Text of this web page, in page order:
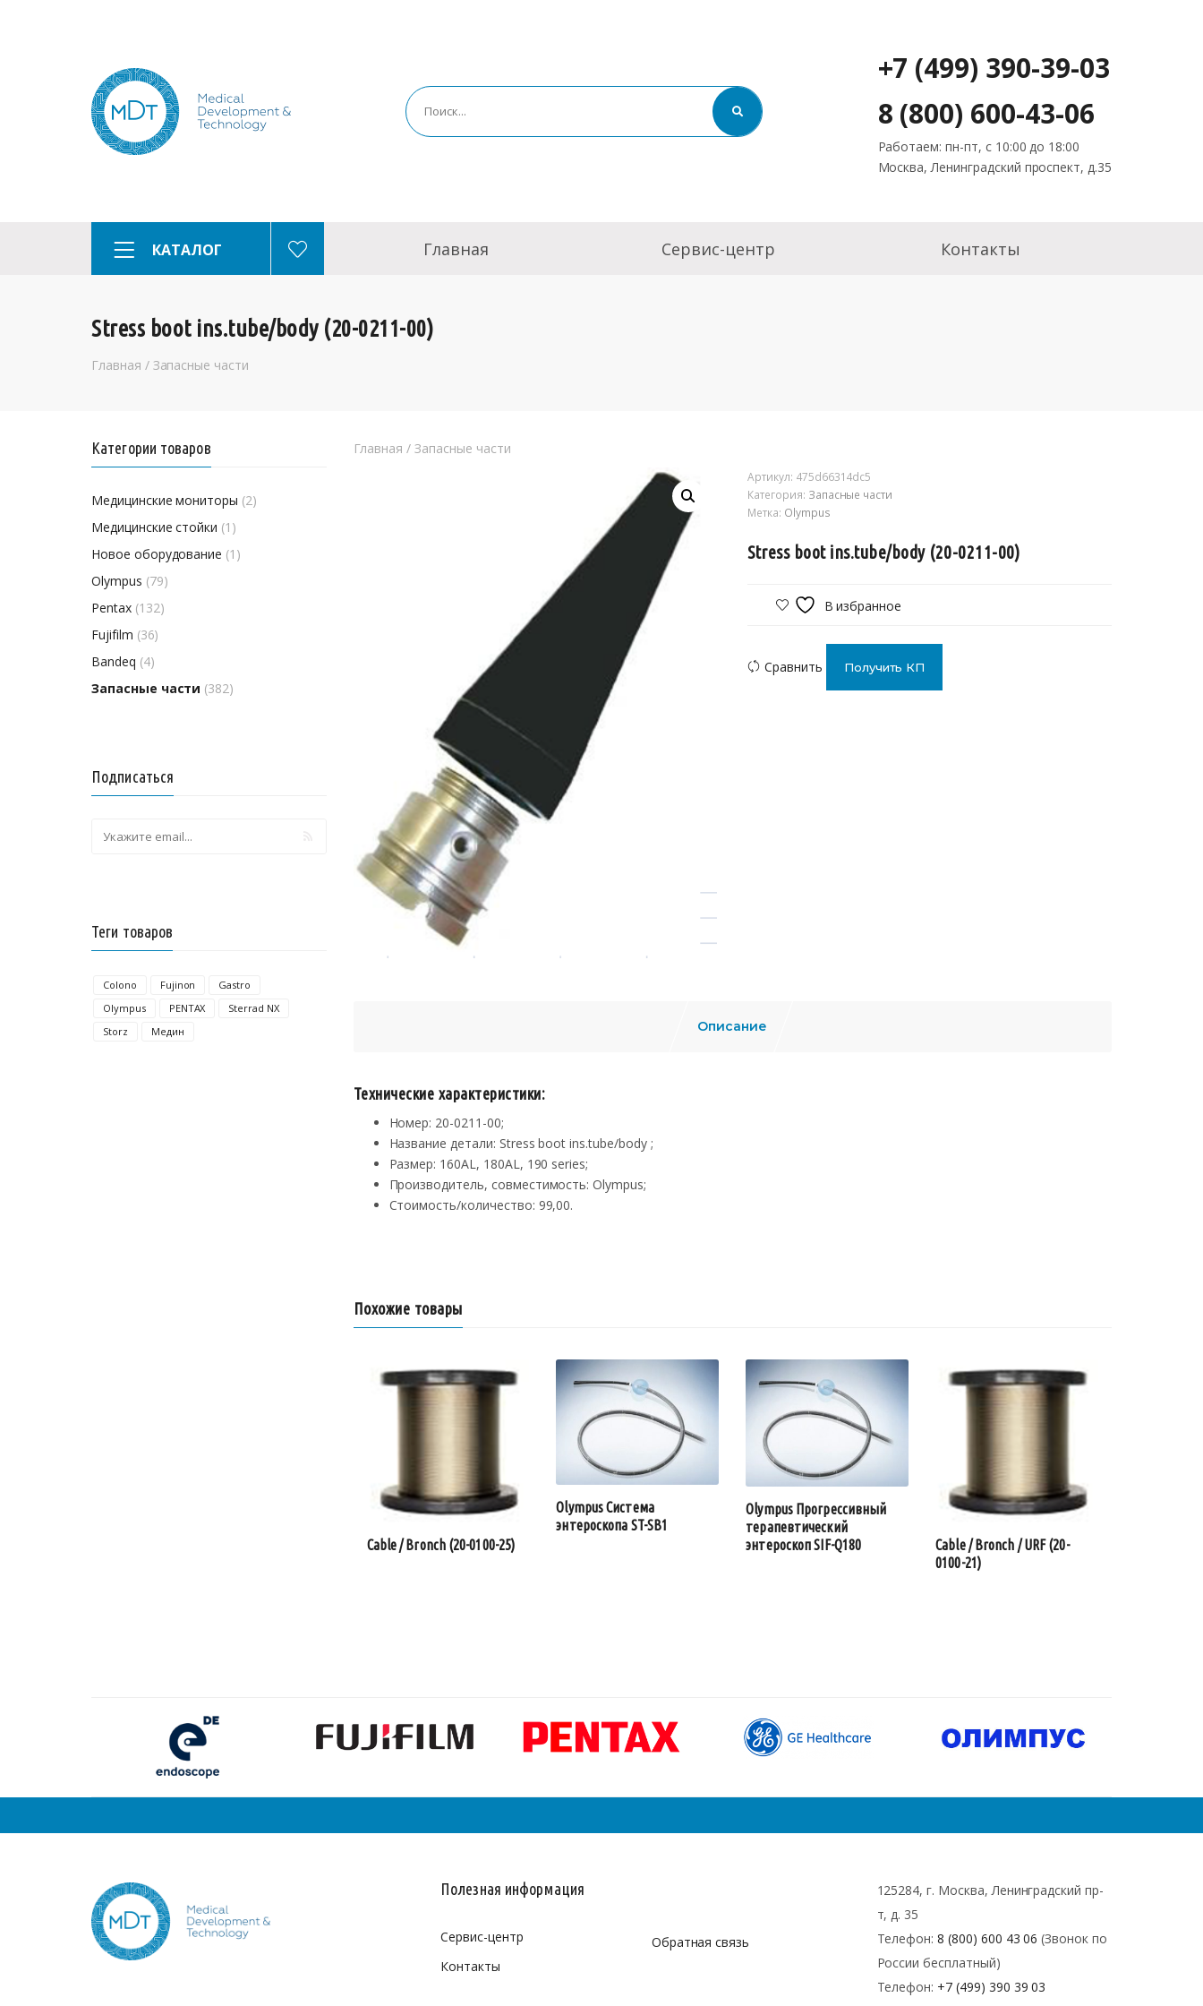
+7 (499) 390-39-03
8 (800) 600-43-06
Работаем: пн-пт, с 10:00 до 18:00
Москва, Ленинградский проспект, д.35
КАТАЛОГ Главная Сервис-центр Контакты
Stress boot ins.tube/body (20-0211-00)
Главная / Запасные части
Категории товаров
Медицинские мониторы (2)
Медицинские стойки (1)
Новое оборудование (1)
Olympus (79)
Pentax (132)
Fujifilm (36)
Bandeq (4)
Запасные части (382)
Подписаться
Теги товаров
Colono Fujinon
Gastro
Olympus
PENTAX
Sterrad NX
Storz
Медин
Главная /Запасные части
Артикул: 475d66314dc5
Категория: Запасные части
Метка: Olympus
Stress boot ins.tube/body (20-0211-00)
В избранное
Сравнить Получить КП
Описание
Технические характеристики:
Номер: 20-0211-00;
Название детали: Stress boot ins.tube/body ;
Размер: 160AL, 180AL, 190 series;
Производитель, совместимость: Olympus;
Стоимость/количество: 99,00.
Похожие товары
Cable / Bronch (20-0100-25)
Olympus Система
энтероскопа ST-SB1
Olympus Прогрессивный
терапевтический
энтероскоп SIF-Q180
Cable / Bronch / URF (20-
0100-21)
Полезная информация
Сервис-центр
Контакты
Обратная связь
125284, г. Москва, Ленинградский пр-
т, д. 35
Телефон:8 (800) 600 43 06 (Звонок по
России бесплатный)
Телефон: +7 (499) 390 39 03